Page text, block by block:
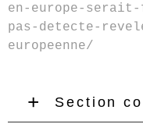
en-europe-
pas-detecte-
europeenne/
Section